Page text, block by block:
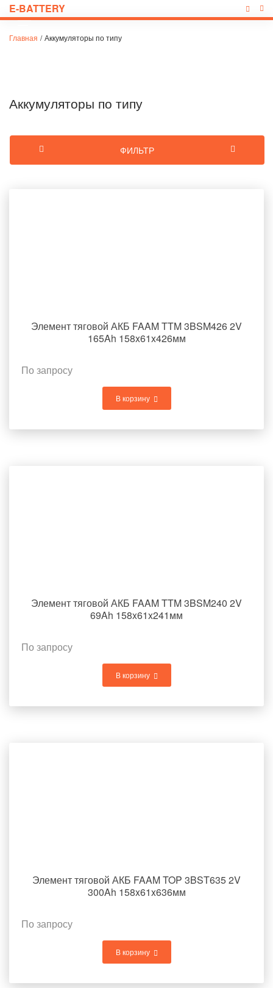
E-BATTERY
Главная / Аккумуляторы по типу
Аккумуляторы по типу
Элемент тяговой АКБ FAAM TTM 3BSM426 2V
165Ah 158x61x426мм
По запросу
В корзину
Элемент тяговой АКБ FAAM TTM 3BSM240 2V
69Ah 158x61x241мм
По запросу
В корзину
Элемент тяговой АКБ FAAM TOP 3BST635 2V
300Ah 158x61x636мм
По запросу
В корзину
ФИЛЬТР